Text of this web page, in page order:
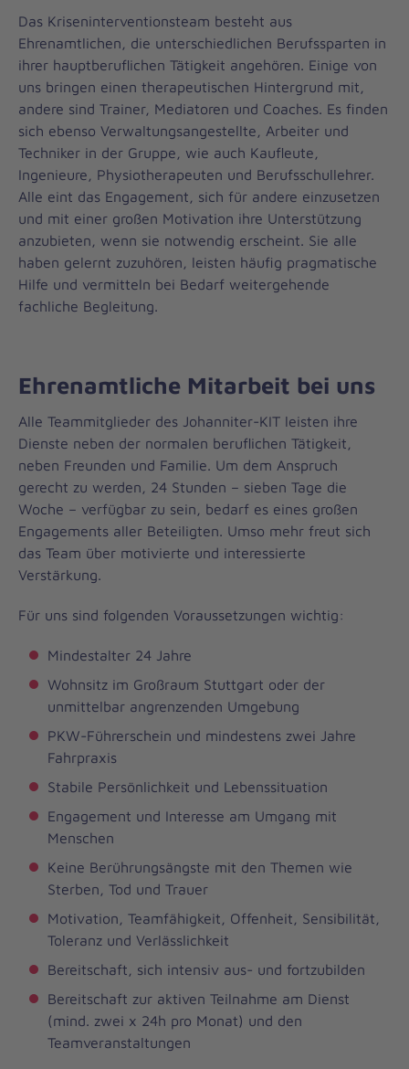
Das Kriseninterventionsteam besteht aus
Ehrenamtlichen, die unterschiedlichen Berufssparten in
ihrer hauptberuflichen Tätigkeit angehören. Einige von
uns bringen einen therapeutischen Hintergrund mit,
andere sind Trainer, Mediatoren und Coaches. Es finden
sich ebenso Verwaltungsangestellte, Arbeiter und
Techniker in der Gruppe, wie auch Kaufleute,
Ingenieure, Physiotherapeuten und Berufsschullehrer.
Alle eint das Engagement, sich für andere einzusetzen
und mit einer großen Motivation ihre Unterstützung
anzubieten, wenn sie notwendig erscheint. Sie alle
haben gelernt zuzuhören, leisten häufig pragmatische
Hilfe und vermitteln bei Bedarf weitergehende
fachliche Begleitung.
Ehrenamtliche Mitarbeit bei uns
Alle Teammitglieder des Johanniter-KIT leisten ihre
Dienste neben der normalen beruflichen Tätigkeit,
neben Freunden und Familie. Um dem Anspruch
gerecht zu werden, 24 Stunden – sieben Tage die
Woche – verfügbar zu sein, bedarf es eines großen
Engagements aller Beteiligten. Umso mehr freut sich
das Team über motivierte und interessierte
Verstärkung.
Für uns sind folgenden Voraussetzungen wichtig:
Mindestalter 24 Jahre
Wohnsitz im Großraum Stuttgart oder der
unmittelbar angrenzenden Umgebung
PKW-Führerschein und mindestens zwei Jahre
Fahrpraxis
Stabile Persönlichkeit und Lebenssituation
Engagement und Interesse am Umgang mit
Menschen
Keine Berührungsängste mit den Themen wie
Sterben, Tod und Trauer
Motivation, Teamfähigkeit, Offenheit, Sensibilität,
Toleranz und Verlässlichkeit
Bereitschaft, sich intensiv aus- und fortzubilden
Bereitschaft zur aktiven Teilnahme am Dienst
(mind. zwei x 24h pro Monat) und den
Teamveranstaltungen